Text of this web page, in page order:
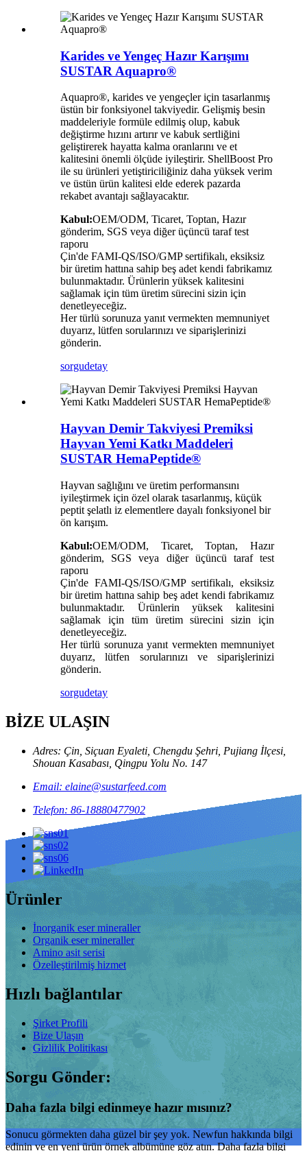
Karides ve Yengeç Hazır Karışımı
SUSTAR Aquapro®
Aquapro®, karides ve yengeçler için tasarlanmış
üstün bir fonksiyonel takviyedir. Gelişmiş besin
maddeleriyle formüle edilmiş olup, kabuk
değiştirme hızını artırır ve kabuk sertliğini
geliştirerek hayatta kalma oranlarını ve et
kalitesini önemli ölçüde iyileştirir. ShellBoost Pro
ile su ürünleri yetiştiriciliğiniz daha yüksek verim
ve üstün ürün kalitesi elde ederek pazarda
rekabet avantajı sağlayacaktır.
Kabul:OEM/ODM, Ticaret, Toptan, Hazır
gönderim, SGS veya diğer üçüncü taraf test
raporu
Çin'de FAMI-QS/ISO/GMP sertifikalı, eksiksiz
bir üretim hattına sahip beş adet kendi fabrikamız
bulunmaktadır. Ürünlerin yüksek kalitesini
sağlamak için tüm üretim sürecini sizin için
denetleyeceğiz.
Her türlü sorunuza yanıt vermekten memnuniyet
duyarız, lütfen sorularınızı ve siparişlerinizi
gönderin.
sorgudetay
Hayvan Demir Takviyesi Premiksi
Hayvan Yemi Katkı Maddeleri
SUSTAR HemaPeptide®
Hayvan sağlığını ve üretim performansını
iyileştirmek için özel olarak tasarlanmış, küçük
peptit şelatlı iz elementlere dayalı fonksiyonel bir
ön karışım.
Kabul:OEM/ODM, Ticaret, Toptan, Hazır
gönderim, SGS veya diğer üçüncü taraf test
raporu
Çin'de FAMI-QS/ISO/GMP sertifikalı, eksiksiz
bir üretim hattına sahip beş adet kendi fabrikamız
bulunmaktadır. Ürünlerin yüksek kalitesini
sağlamak için tüm üretim sürecini sizin için
denetleyeceğiz.
Her türlü sorunuza yanıt vermekten memnuniyet
duyarız, lütfen sorularınızı ve siparişlerinizi
gönderin.
sorgudetay
BİZE ULAŞIN
Adres: Çin, Siçuan Eyaleti, Chengdu Şehri, Pujiang İlçesi,
Shouan Kasabası, Qingpu Yolu No. 147
Email: elaine@sustarfeed.com
Telefon: 86-18880477902
Ürünler
İnorganik eser mineraller
Organik eser mineraller
Amino asit serisi
Özelleştirilmiş hizmet
Hızlı bağlantılar
Şirket Profili
Bize Ulaşın
Gizlilik Politikası
Sorgu Gönder:
Daha fazla bilgi edinmeye hazır mısınız?
Sonucu görmekten daha güzel bir şey yok. Newfun hakkında bilgi
edinin ve en yeni ürün örnek albümüne göz atın. Daha fazla bilgi